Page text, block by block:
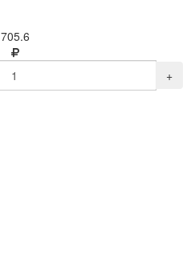
705.6
+